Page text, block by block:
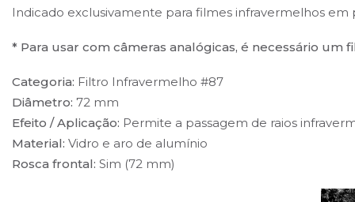
Indicado exclusivamente para filmes infravermelhos
* Para usar com câmeras analógicas, é necessário
Categoria: Filtro Infravermelho #87
Diâmetro: 72 mm
Efeito / Aplicação: Permite a passagem de raios
Material: Vidro e aro de alumínio
Rosca frontal: Sim (72 mm)